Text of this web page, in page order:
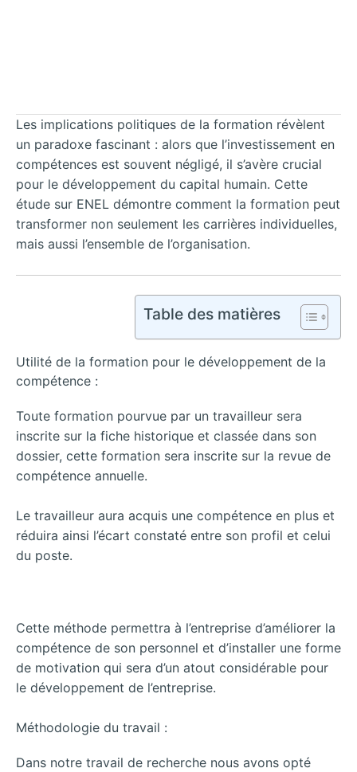
Les implications politiques de la formation révèlent
un paradoxe fascinant : alors que l’investissement en
compétences est souvent négligé, il s’avère crucial
pour le développement du capital humain. Cette
étude sur ENEL démontre comment la formation peut
transformer non seulement les carrières individuelles,
mais aussi l’ensemble de l’organisation.
Table des matières
Utilité de la formation pour le développement de la
compétence :
Toute formation pourvue par un travailleur sera
inscrite sur la fiche historique et classée dans son
dossier, cette formation sera inscrite sur la revue de
compétence annuelle.
Le travailleur aura acquis une compétence en plus et
réduira ainsi l’écart constaté entre son profil et celui
du poste.
Cette méthode permettra à l’entreprise d’améliorer la
compétence de son personnel et d’installer une forme
de motivation qui sera d’un atout considérable pour
le développement de l’entreprise.
Méthodologie du travail :
Dans notre travail de recherche nous avons opté